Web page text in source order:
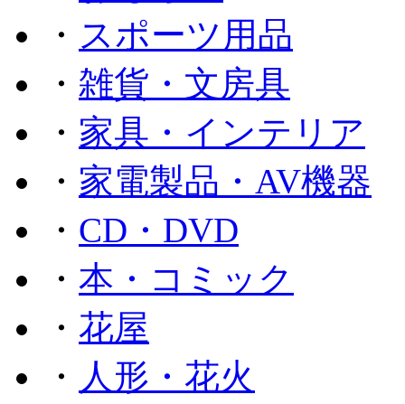
・ スポーツ用品
・ 雑貨・文房具
・ 家具・インテリア
・ 家電製品・AV機器
・ CD・DVD
・ 本・コミック
・ 花屋
・ 人形・花火